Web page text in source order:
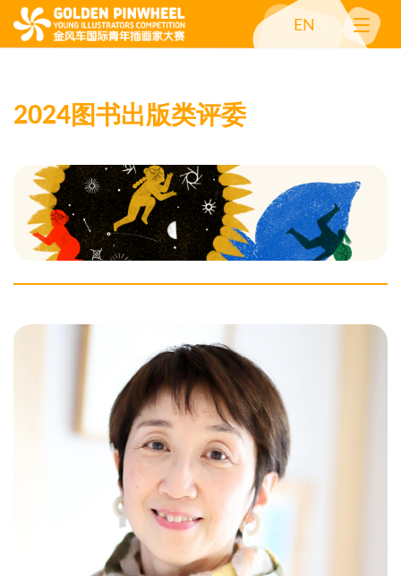
EN
2024图书出版类评委